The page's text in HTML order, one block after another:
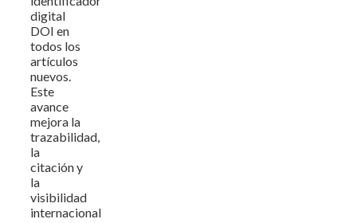
digital
DOI en
todos los
artículos
nuevos.
Este
avance
mejora la
trazabilidad,
la
citación y
la
visibilidad
internacional